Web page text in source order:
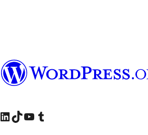
खातामा जानुहोस्
हाम्रो लिङ्क्डइन खातामा जानुहोस्
हाम्रो TikTok खाता भ्रमण गर्नुहोस्
हाम्रो युट्युब च्यानलमा जानुहोस्
हाम्रो टम्बलर खाता भ्रमण गर्नुहोस्